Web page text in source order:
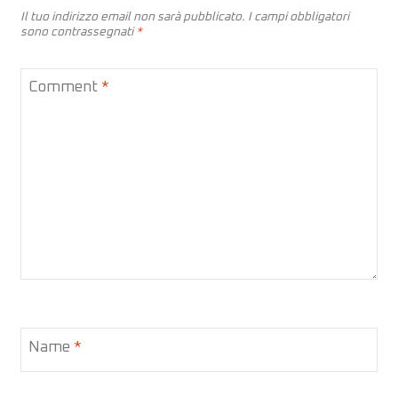
Il tuo indirizzo email non sarà pubblicato. I campi obbligatori
sono contrassegnati *
Comment *
Name *